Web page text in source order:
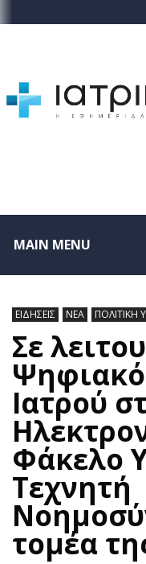
MAIN MENU
ΕΙΔΗΣΕΙΣ ΝΕΑ ΠΟΛΙΤΙΚΗ
Σε
Ιατρού
Φάκελο
Τεχνητή
τομέα